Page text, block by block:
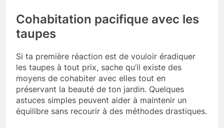
Cohabitation pacifique avec les
taupes
Si ta première réaction est de vouloir éradiquer
les taupes à tout prix, sache qu’il existe des
moyens de cohabiter avec elles tout en
préservant la beauté de ton jardin. Quelques
astuces simples peuvent aider à maintenir un
équilibre sans recourir à des méthodes drastiques.